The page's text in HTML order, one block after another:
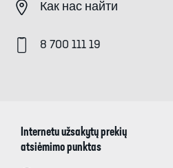
Как нас найти
8 700 111 19
Internetu užsakytų prekių
atsiėmimo punktas